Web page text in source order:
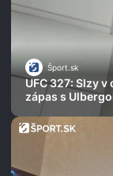
Šport.sk
UFC 327: Slzy
zápas s